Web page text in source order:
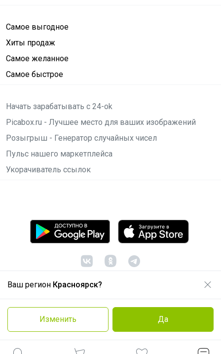
Ваш регион Красноярск?
Изменить Да
Самое выгодное
Хиты продаж
Самое желанное
Самое быстрое
Начать зарабатывать с 24-ok
Picabox.ru - Лучшее место для ваших изображений
Розыгрыш - Генератор случайных чисел
Пульс нашего маркетплейса
Укорачиватель ссылок
© ООО "Лявита", ОГРН 1122468054070, 2012 -2026
Политика конфиденциальности
Cоглашение пользователя